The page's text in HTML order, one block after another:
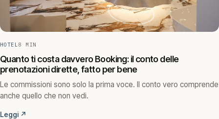
HOTEL 8 MIN
Quanto ti costa davvero Booking: il conto delle
prenotazioni dirette, fatto per bene
Le commissioni sono solo la prima voce. Il conto vero comprende
anche quello che non vedi.
Leggi ↗